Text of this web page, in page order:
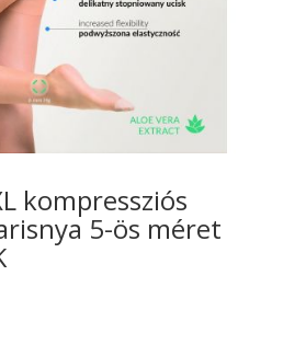
kompressziós
5-ös méret